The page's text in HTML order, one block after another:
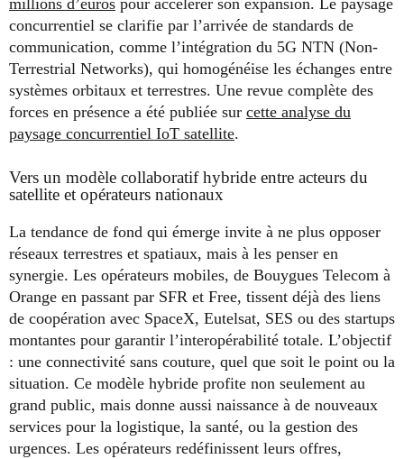
millions d’euros pour accélérer son expansion. Le paysage
concurrentiel se clarifie par l’arrivée de standards de
communication, comme l’intégration du 5G NTN (Non-
Terrestrial Networks), qui homogénéise les échanges entre
systèmes orbitaux et terrestres. Une revue complète des
forces en présence a été publiée sur cette analyse du
paysage concurrentiel IoT satellite.
Vers un modèle collaboratif hybride entre acteurs du
satellite et opérateurs nationaux
La tendance de fond qui émerge invite à ne plus opposer
réseaux terrestres et spatiaux, mais à les penser en
synergie. Les opérateurs mobiles, de Bouygues Telecom à
Orange en passant par SFR et Free, tissent déjà des liens
de coopération avec SpaceX, Eutelsat, SES ou des startups
montantes pour garantir l’interopérabilité totale. L’objectif
: une connectivité sans couture, quel que soit le point ou la
situation. Ce modèle hybride profite non seulement au
grand public, mais donne aussi naissance à de nouveaux
services pour la logistique, la santé, ou la gestion des
urgences. Les opérateurs redéfinissent leurs offres,